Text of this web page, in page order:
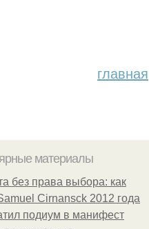
главная
материалы
без права выбора: как
Cirnansck 2012 года
подиум в манифест